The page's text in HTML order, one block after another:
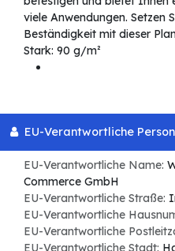
viele Anwendungen. Setzen
Beständigkeit mit dieser
Stark: 90 g/m²
EU-Verantwortliche Person
EU-Verantwortliche Name:
Commerce GmbH
EU-Verantwortliche Straße:
EU-Verantwortliche
EU-Verantwortliche
EU-Verantwortliche Stadt: